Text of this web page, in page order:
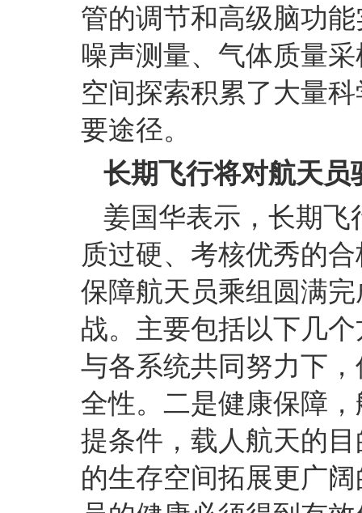
管的调节和高级脑功
噪声测量、气体质量
空间探索积累了大量
要途径。
长期飞行将对航天
姜国华表示，长期
质过硬、考核优秀的
保障航天员乘组圆满
战。主要包括以下几
与各系统共同努力下
全性。二是健康保障
提条件，载人航天的
的生存空间拓展更广